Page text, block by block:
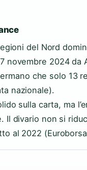
del Nord
novembre 2024 da
che solo 13
nazionale).
sulla carta, ma
Il divario non si
al 2022